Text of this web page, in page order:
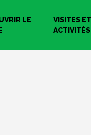
LE
VISITES ET
ACTIVITÉS